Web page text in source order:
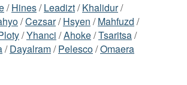
/Hines/Leadizt/Khalidur/
/Cezsar/Hsyen /Mahfuzd /
/Yhanci /Ahoke/Tsaritsa/
/Dayalram/Pelesco/Omaera